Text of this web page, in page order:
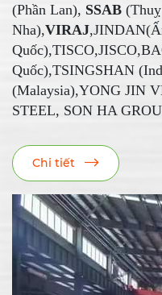
(Phần Lan), SSAB
Nha),VIRAJ
Quốc),TSINGSHAN
(Malaysia),YONG JIN
STEEL, SON HA
Chi tiết